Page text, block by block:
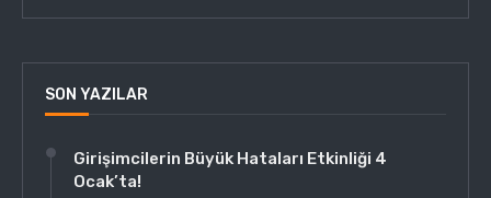
SON YAZILAR
Girişimcilerin Büyük Hataları Etkinliği 4
Ocak’ta!